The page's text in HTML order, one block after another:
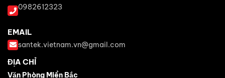
0982612323
EMAIL
santek.vietnam.vn@gmail.com
ĐỊA CHỈ
Văn Phòng Miền Bắc